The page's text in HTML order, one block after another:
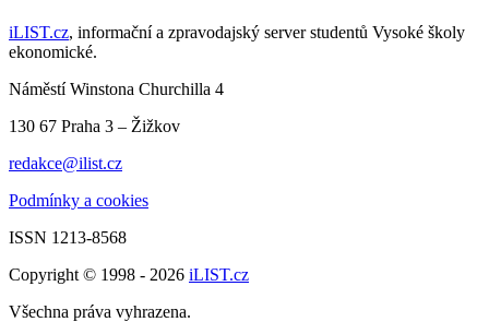
iLIST.cz, informační a zpravodajský server studentů Vysoké školy
ekonomické.
Náměstí Winstona Churchilla 4
130 67 Praha 3 – Žižkov
redakce@ilist.cz
Podmínky a cookies
ISSN 1213-8568
Copyright © 1998 - 2026 iLIST.cz
Všechna práva vyhrazena.